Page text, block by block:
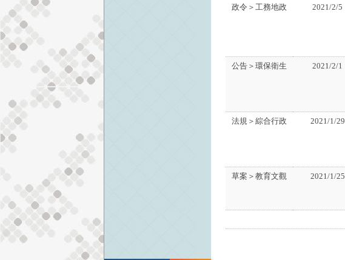
政令＞工務地政 2021/2/5
公告＞環保衛生 2021/2/1
法規＞綜合行政 2021/1/29
草案＞教育文觀 2021/1/25